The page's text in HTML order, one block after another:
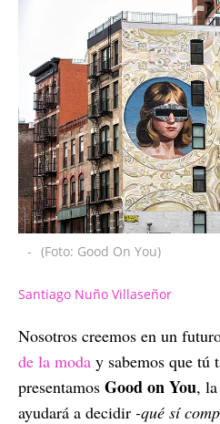
- (Foto: Good On You)
Santiago Nuño Villaseñor
Nosotros creemos en un
de la moda y sabemos que tú
presentamos Good on You,
ayudará a decidir -qué sí